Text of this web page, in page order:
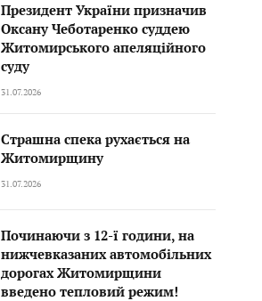
Президент України призначив
Оксану Чеботаренко суддею
Житомирського апеляційного
суду
31.07.2026
Страшна спека рухається на
Житомирщину
31.07.2026
Починаючи з 12-ї години, на
нижчевказаних автомобільних
дорогах Житомирщини
введено тепловий режим!